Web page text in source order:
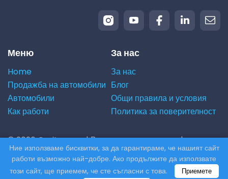
Меню
Home
Продажба на автомобили
Автомобили
Как работи
За нас
За нас
Блог
Общи правила и условия
Политика за поверителност
© 2026 Carito.com. | Всички права запазени |
Купуваме вашия автомобил на най-добрата цена! |
Powered by
CodiCo.io
Ние използваме бисквитки, за да гарантираме, че нашият сайт
работи възможно най-добре. Ако продължите да използвате
този сайт, ще приемем, че сте съгласни с това.
Приемете